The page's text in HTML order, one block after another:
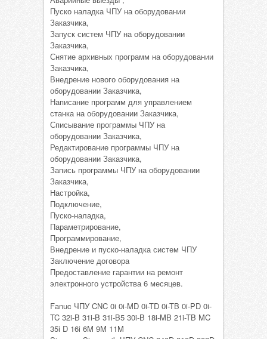
Пуско наладка ЧПУ на оборудовании
Заказчика,
Запуск систем ЧПУ на оборудовании
Заказчика,
Снятие архивных программ на оборудовании
Заказчика,
Внедрение нового оборудования на
оборудовании Заказчика,
Написание программ для управлением
станка на оборудовании Заказчика,
Списывание программы ЧПУ на
оборудовании Заказчика,
Редактирование программы ЧПУ на
оборудовании Заказчика,
Запись программы ЧПУ на оборудовании
Заказчика,
Настройка,
Подключение,
Пуско-наладка,
Параметрирование,
Программирование,
Внедрение и пуско-наладка систем ЧПУ
Заключение договора
Предоставление гарантии на ремонт
электронного устройства 6 месяцев.
Fanuc ЧПУ CNC 0i 0i-MD 0i-TD 0i-TB 0i-PD 0i-
TC 32i-B 31i-B 31i-B5 30i-B 18i-MB 21i-TB MC
35i D 16i 6M 9M 11M